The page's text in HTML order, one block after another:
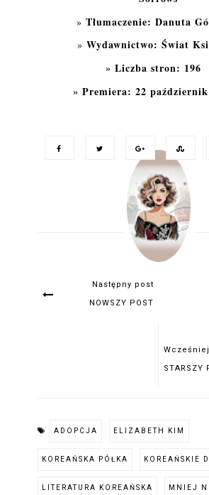
Tłumaczenie: Danuta
Wydawnictwo: Świat
Liczba stron: 196
Premiera: 22 październik
Następny post
NOWSZY POST
STARSZY
ADOPCJA ELIZABETH KIM
KOREAŃSKA PÓŁKA KOREAŃSKIE
LITERATURA KOREAŃSKA MNIEJ